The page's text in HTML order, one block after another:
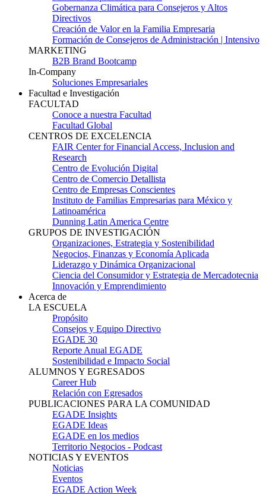
Gobernanza Climática para Consejeros y Altos
Directivos
Creación de Valor en la Familia Empresaria
Formación de Consejeros de Administración | Intensivo
MARKETING
B2B Brand Bootcamp
In-Company
Soluciones Empresariales
Facultad e Investigación
FACULTAD
Conoce a nuestra Facultad
Facultad Global
CENTROS DE EXCELENCIA
FAIR Center for Financial Access, Inclusion and
Research
Centro de Evolución Digital
Centro de Comercio Detallista
Centro de Empresas Conscientes
Instituto de Familias Empresarias para México y
Latinoamérica
Dunning Latin America Centre
GRUPOS DE INVESTIGACIÓN
Organizaciones, Estrategia y Sostenibilidad
Negocios, Finanzas y Economía Aplicada
Liderazgo y Dinámica Organizacional
Ciencia del Consumidor y Estrategia de Mercadotecnia
Innovación y Emprendimiento
Acerca de
LA ESCUELA
Propósito
Consejos y Equipo Directivo
EGADE 30
Reporte Anual EGADE
Sostenibilidad e Impacto Social
ALUMNOS Y EGRESADOS
Career Hub
Relación con Egresados
PUBLICACIONES PARA LA COMUNIDAD
EGADE Insights
EGADE Ideas
EGADE en los medios
Territorio Negocios - Podcast
NOTICIAS Y EVENTOS
Noticias
Eventos
EGADE Action Week